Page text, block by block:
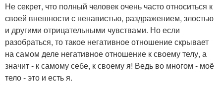
Не секрет, что полный человек очень часто относиться к
своей внешности с ненавистью, раздражением, злостью
и другими отрицательными чувствами. Но если
разобраться, то такое негативное отношение скрывает
на самом деле негативное отношение к своему телу, а
значит - к самому себе, к своему я! Ведь во многом - моё
тело - это и есть я.